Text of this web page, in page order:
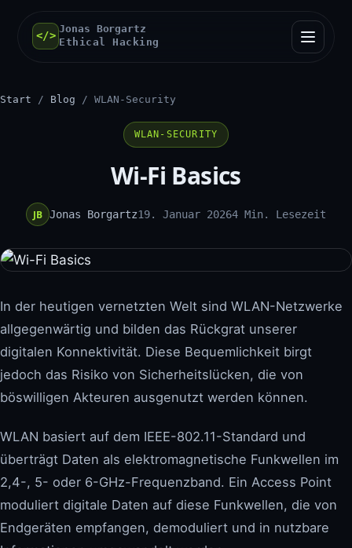
</>
Jonas Borgartz
Ethical Hacking
Start / Blog / WLAN-Security
WLAN-SECURITY
Wi-Fi Basics
JB Jonas Borgartz19. Januar 20264 Min. Lesezeit
In der heutigen vernetzten Welt sind WLAN-Netzwerke
allgegenwärtig und bilden das Rückgrat unserer
digitalen Konnektivität. Diese Bequemlichkeit birgt
jedoch das Risiko von Sicherheitslücken, die von
böswilligen Akteuren ausgenutzt werden können.
WLAN basiert auf dem IEEE-802.11-Standard und
überträgt Daten als elektromagnetische Funkwellen im
2,4-, 5- oder 6-GHz-Frequenzband. Ein Access Point
moduliert digitale Daten auf diese Funkwellen, die von
Endgeräten empfangen, demoduliert und in nutzbare